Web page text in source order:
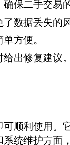
保二手交易
数据丢失的风
方便。
出修复建议。
顺利使用。
统维护方面